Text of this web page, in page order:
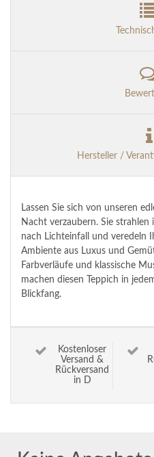
Hersteller /
Lassen Sie sich von unseren
Nacht verzaubern. Sie
nach Lichteinfall und veredeln
Ambiente aus Luxus und
Farbverläufe und klassische
machen diesen Teppich in
Blickfang.
Kostenloser
Versand &
Rückversand
in D